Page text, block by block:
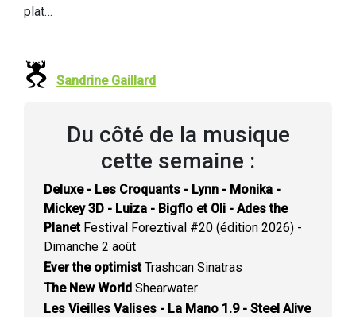
plat…
Sandrine Gaillard
Du côté de la musique
cette semaine :
Deluxe - Les Croquants - Lynn - Monika -
Mickey 3D - Luiza - Bigflo et Oli - Ades the
PlanetFestival Foreztival #20 (édition 2026) -
Dimanche 2 août
Ever the optimistTrashcan Sinatras
The New World Shearwater
Les Vieilles Valises - La Mano 1.9 - Steel Alive